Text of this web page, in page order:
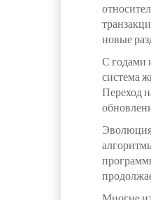
новые
С годами
система
Переход
Эволюция